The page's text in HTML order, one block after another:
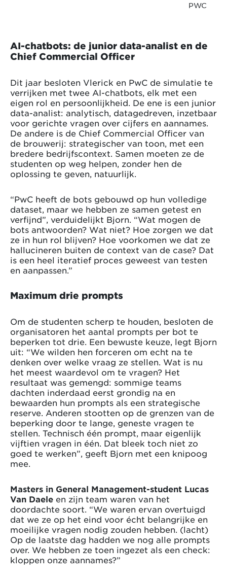
PWC
AI-chatbots: de junior data-analist en de
Chief Commercial Officer
Dit jaar besloten Vlerick en PwC de simulatie te
verrijken met twee AI-chatbots, elk met een
eigen rol en persoonlijkheid. De ene is een junior
data-analist: analytisch, datagedreven, inzetbaar
voor gerichte vragen over cijfers en aannames.
De andere is de Chief Commercial Officer van
de brouwerij: strategischer van toon, met een
bredere bedrijfscontext. Samen moeten ze de
studenten op weg helpen, zonder hen de
oplossing te geven, natuurlijk.
“PwC heeft de bots gebouwd op hun volledige
dataset, maar we hebben ze samen getest en
verfijnd”, verduidelijkt Bjorn. “Wat mogen de
bots antwoorden? Wat niet? Hoe zorgen we dat
ze in hun rol blijven? Hoe voorkomen we dat ze
hallucineren buiten de context van de case? Dat
is een heel iteratief proces geweest van testen
en aanpassen.”
Maximum drie prompts
Om de studenten scherp te houden, besloten de
organisatoren het aantal prompts per bot te
beperken tot drie. Een bewuste keuze, legt Bjorn
uit: “We wilden hen forceren om echt na te
denken over welke vraag ze stellen. Wat is nu
het meest waardevol om te vragen? Het
resultaat was gemengd: sommige teams
dachten inderdaad eerst grondig na en
bewaarden hun prompts als een strategische
reserve. Anderen stootten op de grenzen van de
beperking door te lange, geneste vragen te
stellen. Technisch één prompt, maar eigenlijk
vijftien vragen in één. Dat bleek toch niet zo
goed te werken”, geeft Bjorn met een knipoog
mee.
Masters in General Management-student Lucas
Van Daele en zijn team waren van het
doordachte soort. “We waren ervan overtuigd
dat we ze op het eind voor écht belangrijke en
moeilijke vragen nodig zouden hebben. (lacht)
Op de laatste dag hadden we nog alle prompts
over. We hebben ze toen ingezet als een check:
kloppen onze aannames?”